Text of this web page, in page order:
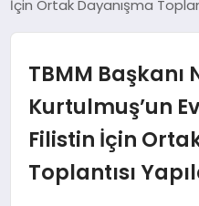
MAGAZIN
SIYASET
İçin Ortak Dayanışma
TBMM Başkanı
Kurtulmuş’un
Filistin İçin
Toplantısı